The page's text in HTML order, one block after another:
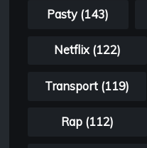
Pasty (143)
Netflix (122)
Transport (119)
Rap (112)